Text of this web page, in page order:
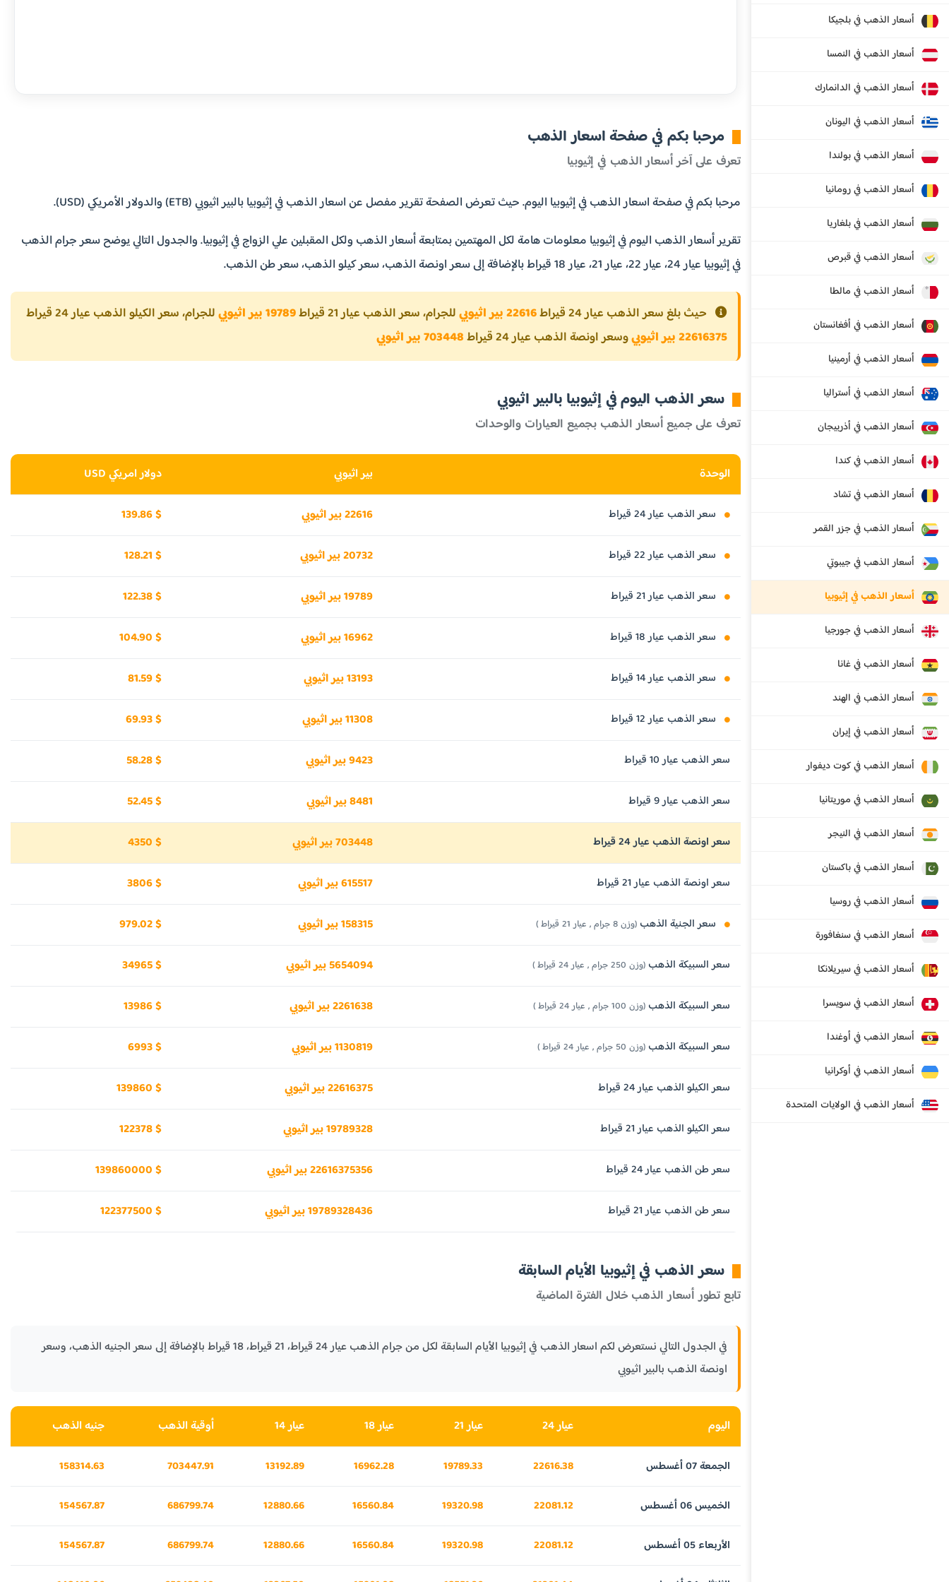
أسعار الذهب في بلجيكا
أسعار الذهب في النمسا
أسعار الذهب في الدانمارك
أسعار الذهب في اليونان
أسعار الذهب في بولندا
أسعار الذهب في رومانيا
أسعار الذهب في بلغاريا
أسعار الذهب في قبرص
أسعار الذهب في مالطا
أسعار الذهب في أفغانستان
أسعار الذهب في أرمينيا
أسعار الذهب في أستراليا
أسعار الذهب في أذربيجان
أسعار الذهب في كندا
أسعار الذهب في تشاد
أسعار الذهب في جزر القمر
أسعار الذهب في جيبوتي
أسعار الذهب في إثيوبيا
أسعار الذهب في جورجيا
أسعار الذهب في غانا
أسعار الذهب في الهند
أسعار الذهب في إيران
أسعار الذهب في كوت ديفوار
أسعار الذهب في موريتانيا
أسعار الذهب في النيجر
أسعار الذهب في باكستان
أسعار الذهب في روسيا
أسعار الذهب في سنغافورة
أسعار الذهب في سيريلانكا
أسعار الذهب في سويسرا
أسعار الذهب في أوغندا
أسعار الذهب في أوكرانيا
أسعار الذهب في الولايات المتحدة
مرحبا بكم في صفحة اسعار الذهب
تعرف على آخر أسعار الذهب في إثيوبيا
مرحبا بكم في صفحة اسعار الذهب في إثيوبيا اليوم. حيث تعرض الصفحة تقرير مفصل عن اسعار الذهب في إثيوبيا بالبير اثيوبي (ETB) والدولار الأمريكي (USD).
تقرير أسعار الذهب اليوم في إثيوبيا معلومات هامة لكل المهتمين بمتابعة أسعار الذهب ولكل المقبلين علي الزواج في إثيوبيا. والجدول التالي يوضح سعر جرام الذهب
في إثيوبيا عيار 24، عيار 22، عيار 21، عيار 18 قيراط بالإضافة إلى سعر اونصة الذهب، سعر كيلو الذهب، سعر طن الذهب.
حيث بلغ سعر الذهب عيار 24 قيراط 22616 بير اثيوبي للجرام، سعر الذهب عيار 21 قيراط 19789 بير اثيوبي
للجرام، سعر الكيلو الذهب عيار 24 قيراط
22616375 بير اثيوبي
وسعر اونصة الذهب عيار 24 قيراط 703448 بير اثيوبي
سعر الذهب اليوم في إثيوبيا بالبير اثيوبي
تعرف على جميع أسعار الذهب بجميع العيارات والوحدات
الوحدة بير اثيوبي دولار امريكي USD
سعر الذهب عيار 24 قيراط 22616 بير اثيوبي 139.86 $
سعر الذهب عيار 22 قيراط 20732 بير اثيوبي 128.21 $
سعر الذهب عيار 21 قيراط 19789 بير اثيوبي 122.38 $
سعر الذهب عيار 18 قيراط 16962 بير اثيوبي 104.90 $
سعر الذهب عيار 14 قيراط 13193 بير اثيوبي 81.59 $
سعر الذهب عيار 12 قيراط 11308 بير اثيوبي 69.93 $
سعر الذهب عيار 10 قيراط 9423 بير اثيوبي 58.28 $
سعر الذهب عيار 9 قيراط 8481 بير اثيوبي 52.45 $
سعر اونصة الذهب عيار 24 قيراط 703448 بير اثيوبي 4350 $
سعر اونصة الذهب عيار 21 قيراط 615517 بير اثيوبي 3806 $
سعر الجنية الذهب (وزن 8 جرام , عيار 21 قيراط ) 158315 بير اثيوبي 979.02 $
سعر السبيكة الذهب (وزن 250 جرام , عيار 24 قيراط ) 5654094 بير اثيوبي 34965 $
سعر السبيكة الذهب (وزن 100 جرام , عيار 24 قيراط ) 2261638 بير اثيوبي 13986 $
سعر السبيكة الذهب (وزن 50 جرام , عيار 24 قيراط ) 1130819 بير اثيوبي 6993 $
سعر الكيلو الذهب عيار 24 قيراط 22616375 بير اثيوبي 139860 $
سعر الكيلو الذهب عيار 21 قيراط 19789328 بير اثيوبي 122378 $
سعر طن الذهب عيار 24 قيراط 22616375356 بير اثيوبي 139860000 $
سعر طن الذهب عيار 21 قيراط 19789328436 بير اثيوبي 122377500 $
سعر الذهب في إثيوبيا الأيام السابقة
تابع تطور أسعار الذهب خلال الفترة الماضية
في الجدول التالي نستعرض لكم اسعار الذهب في إثيوبيا الأيام السابقة لكل من جرام الذهب عيار 24 قيراط، 21 قيراط، 18 قيراط بالإضافة إلى سعر الجنيه الذهب، وسعر
اونصة الذهب بالبير اثيوبي
اليوم عيار 24 عيار 21 عيار 18 عيار 14 أوقية الذهب جنيه الذهب
الجمعة 07 أغسطس 22616.38
19789.33
16962.28
13192.89
703447.91
158314.63
الخميس 06 أغسطس 22081.12
19320.98
16560.84
12880.66
686799.74
154567.87
الأربعاء 05 أغسطس 22081.12
19320.98
16560.84
12880.66
686799.74
154567.87